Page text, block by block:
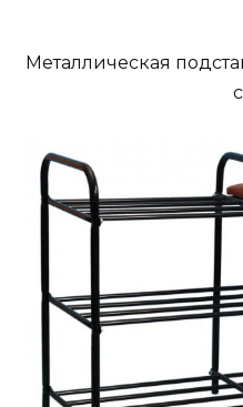
Металлическая